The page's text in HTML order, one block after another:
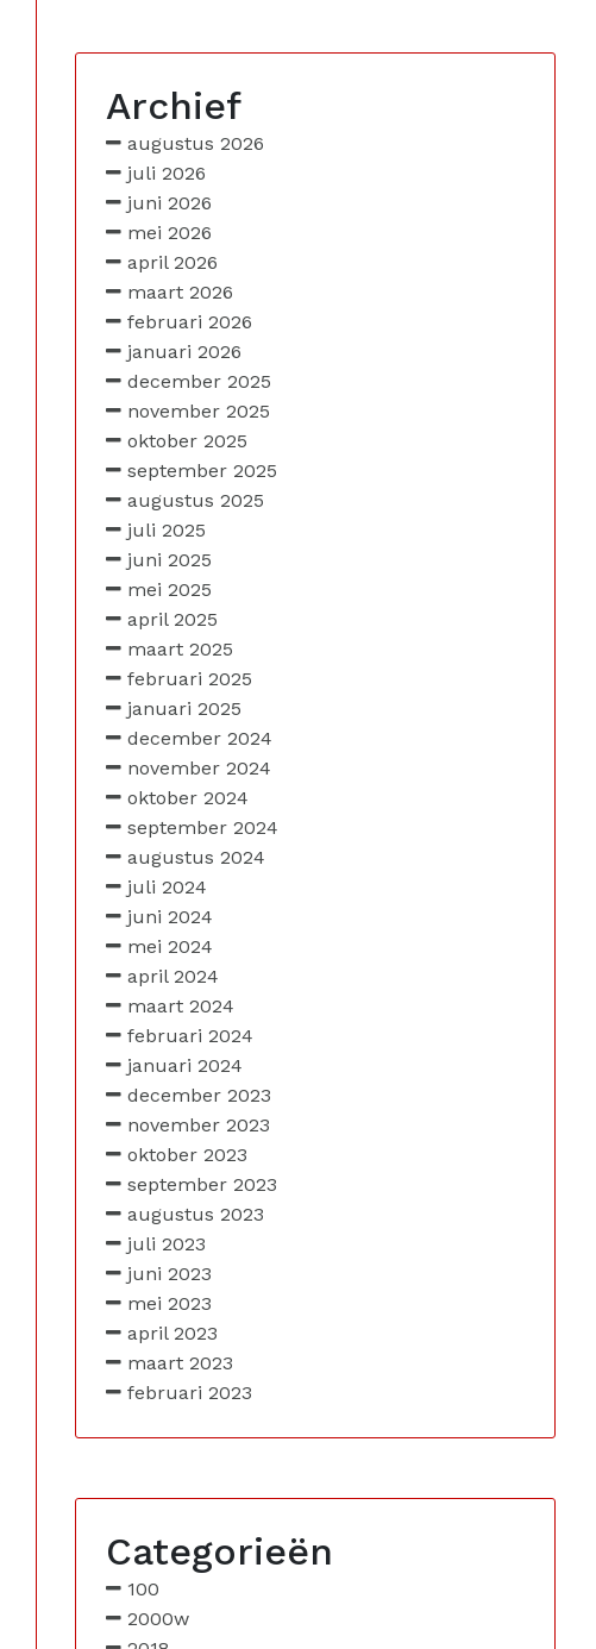
Archief
augustus 2026
juli 2026
juni 2026
mei 2026
april 2026
maart 2026
februari 2026
januari 2026
december 2025
november 2025
oktober 2025
september 2025
augustus 2025
juli 2025
juni 2025
mei 2025
april 2025
maart 2025
februari 2025
januari 2025
december 2024
november 2024
oktober 2024
september 2024
augustus 2024
juli 2024
juni 2024
mei 2024
april 2024
maart 2024
februari 2024
januari 2024
december 2023
november 2023
oktober 2023
september 2023
augustus 2023
juli 2023
juni 2023
mei 2023
april 2023
maart 2023
februari 2023
Categorieën
100
2000w